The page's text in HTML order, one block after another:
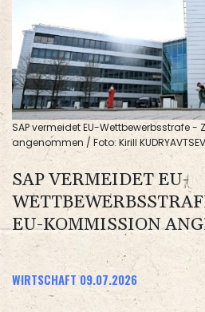
SAP vermeidet EU-Wettbewerbsstrafe
angenommen / Foto: Kirill
SAP VERMEIDET EU-
EU-KOMMISSION
WIRTSCHAFT 09.07.2026